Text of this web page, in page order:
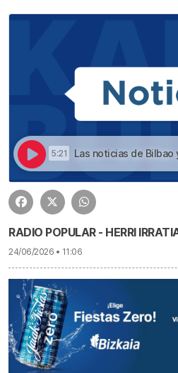
5:21 Las noticias de Bilbao y Bizkaia del 24 de junio a las 12 | Escucha
RADIO POPULAR - HERRI
24/06/2026 • 11:06